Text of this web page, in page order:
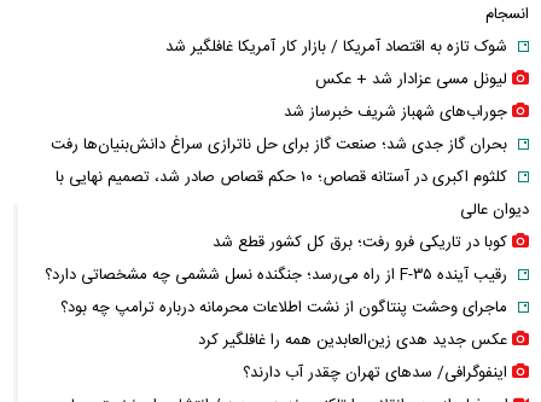
انسجام
شوک تازه به اقتصاد آمریکا / بازار کار آمریکا غافلگیر شد
لیونل مسی عزادار شد + عکس
جوراب‌های شهباز شریف خبرساز شد
بحران گاز جدی شد؛ صنعت گاز برای حل ناترازی سراغ دانش‌بنیان‌ها رفت
کلثوم اکبری در آستانه قصاص؛ ۱۰ حکم قصاص صادر شد، تصمیم نهایی با
دیوان عالی
کوبا در تاریکی فرو رفت؛ برق کل کشور قطع شد
رقیب آینده F-۳۵ از راه می‌رسد؛ جنگنده نسل ششمی چه مشخصاتی دارد؟
ماجرای وحشت پنتاگون از نشت اطلاعات محرمانه درباره ترامپ چه بود؟
عکس جدید هدی زین‌العابدین همه را غافلگیر کرد
اینفوگرافی/ سدهای تهران چقدر آب دارند؟